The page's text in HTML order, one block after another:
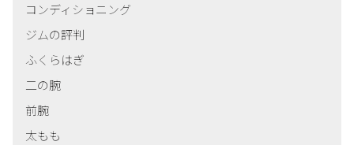
コンディショニング
ジムの評判
ふくらはぎ
二の腕
前腕
太もも